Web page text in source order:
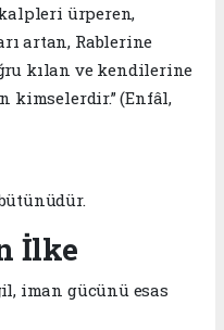
kalpleri ürperen,
artan, Rablerine
kılan ve kendilerine
kimselerdir.” (Enfâl,
İlke
iman gücünü esas